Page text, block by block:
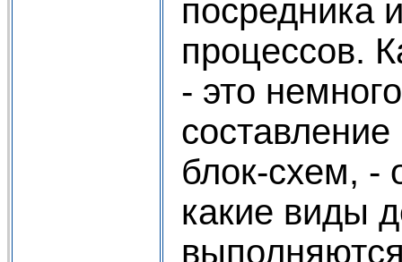
посредника
процессов.
- это
блок-схем, -
какие виды